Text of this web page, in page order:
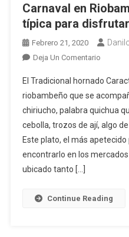
Carnaval en
típica para
Febrero 21, 2020
Deja Un ComentarioEn
En
Típica
Para
Disfrutar
Durante
El Tradicional hornado
riobambeño que se
chiriucho, palabra quichua
cebolla, trozos de ají, algo
Este plato, el más
encontrarlo en los
ubicado tanto […]
Continue Reading